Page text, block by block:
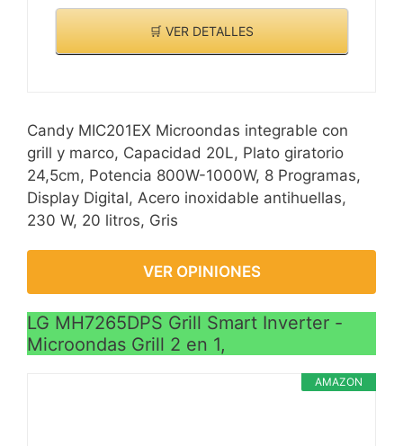
🛒 VER DETALLES
Candy MIC201EX Microondas integrable con
grill y marco, Capacidad 20L, Plato giratorio
24,5cm, Potencia 800W-1000W, 8 Programas,
Display Digital, Acero inoxidable antihuellas,
230 W, 20 litros, Gris
VER OPINIONES
LG MH7265DPS Grill Smart Inverter -
Microondas Grill 2 en 1,
AMAZON